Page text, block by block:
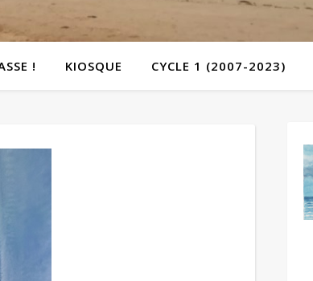
! KIOSQUE CYCLE 1 (2007-2023)